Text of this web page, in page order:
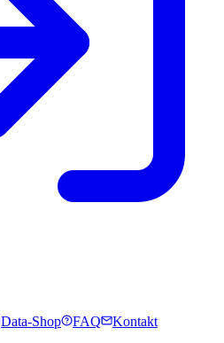
Data-Shop FAQ
Kontakt